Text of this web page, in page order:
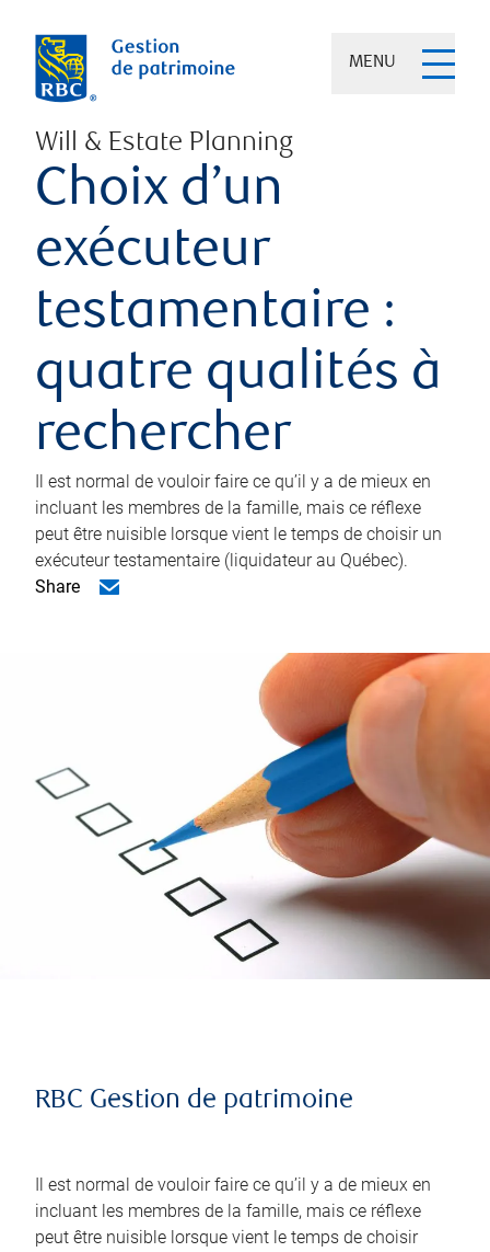
MENU
Will & Estate Planning
Choix d’un
exécuteur
testamentaire :
quatre qualités à
rechercher
Il est normal de vouloir faire ce qu’il y a de mieux en
incluant les membres de la famille, mais ce réflexe
peut être nuisible lorsque vient le temps de choisir un
exécuteur testamentaire (liquidateur au Québec).
Share
RBC Gestion de patrimoine
Il est normal de vouloir faire ce qu’il y a de mieux en
incluant les membres de la famille, mais ce réflexe
peut être nuisible lorsque vient le temps de choisir